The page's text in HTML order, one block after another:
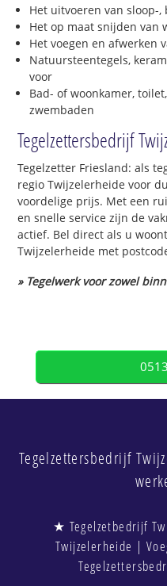
Het uitvoeren van sloop-,
Het op maat snijden van
Het voegen en afwerken
Natuursteentegels,
voor
Bad- of woonkamer,
zwembaden
Tegelzettersbedrijf
Tegelzetter Friesland: als
regio Twijzelerheide voor
voordelige prijs. Met een
en snelle service zijn de
actief. Bel direct als u
Twijzelerheide met
» Tegelwerk voor zowel
Tegelzettersbedrijf
★ Tegelzetbedrijf
Twijzelerheide |